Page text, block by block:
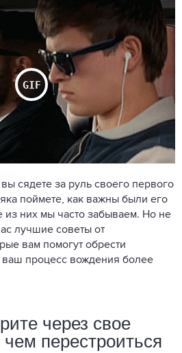
сядете за руль своего первого
поймете, как важны были его
из них мы часто забываем. Но не
лучшие советы от
вам помогут обрести
ваш процесс вождения более
через свое
перестроиться